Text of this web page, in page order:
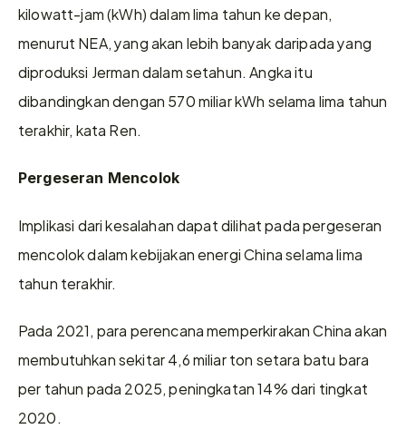
kilowatt-jam (kWh) dalam lima tahun ke depan,
menurut NEA, yang akan lebih banyak daripada yang
diproduksi Jerman dalam setahun. Angka itu
dibandingkan dengan 570 miliar kWh selama lima tahun
terakhir, kata Ren.
Pergeseran Mencolok
Implikasi dari kesalahan dapat dilihat pada pergeseran
mencolok dalam kebijakan energi China selama lima
tahun terakhir.
Pada 2021, para perencana memperkirakan China akan
membutuhkan sekitar 4,6 miliar ton setara batu bara
per tahun pada 2025, peningkatan 14% dari tingkat
2020.